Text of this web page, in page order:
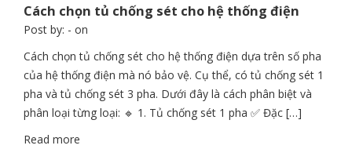
Cách chọn tủ chống sét cho hệ thống điện
Post by: - on
Cách chọn tủ chống sét cho hệ thống điện dựa trên số pha
của hệ thống điện mà nó bảo vệ. Cụ thể, có tủ chống sét 1
pha và tủ chống sét 3 pha. Dưới đây là cách phân biệt và
phân loại từng loại: 🔹 1. Tủ chống sét 1 pha ✅ Đặc […]
Read more